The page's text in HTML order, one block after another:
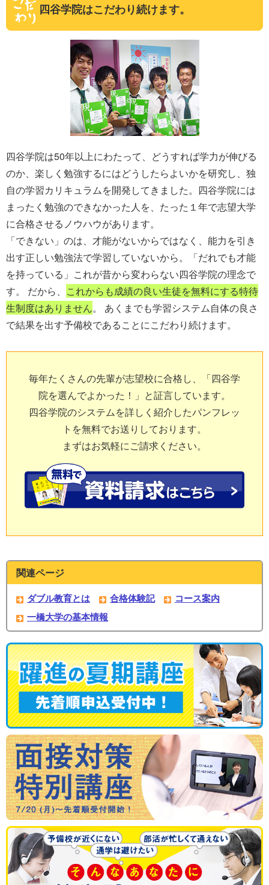
四谷学院はこだわり続けます。
四谷学院は50年以上にわたって、どうすれば学力が伸びる
のか、楽しく勉強するにはどうしたらよいかを研究し、独
自の学習カリキュラムを開発してきました。四谷学院には
まったく勉強のできなかった人を、たった１年で志望大学
に合格させるノウハウがあります。
「できない」のは、才能がないからではなく、能力を引き
出す正しい勉強法で学習していないから。「だれでも才能
を持っている」これが昔から変わらない四谷学院の理念で
す。 だから、 これからも成績の良い生徒を無料にする特待
生制度はありません。 あくまでも学習システム自体の良さ
で結果を出す予備校であることにこだわり続けます。
毎年たくさんの先輩が志望校に合格し、「四谷学
院を選んでよかった！」と証言しています。
四谷学院のシステムを詳しく紹介したパンフレッ
トを無料でお送りしております。
まずはお気軽にご請求ください。
関連ページ
ダブル教育とは 合格体験記
コース案内
一橋大学の基本情報